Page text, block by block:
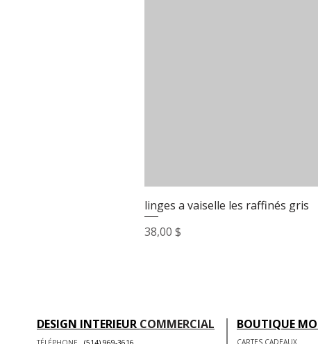
linges a vaiselle les raffinés gris
Prix
38,00 $
DESIGN INTERIEUR COMMERCIAL BOUTIQUE